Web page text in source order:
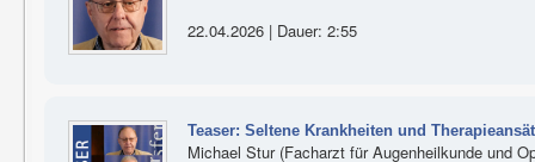
22.04.2026 | Dauer: 2:55
Teaser: Seltene Krankheiten und
Michael Stur (Facharzt für Augenheilkunde und